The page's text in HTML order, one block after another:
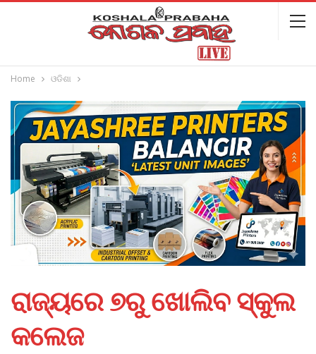
Home ଓଡିଶା
ରାଜ୍ୟରେ ୭ରୁ ଖୋଲିବ ସ୍କୁଲ
କଲେଜ